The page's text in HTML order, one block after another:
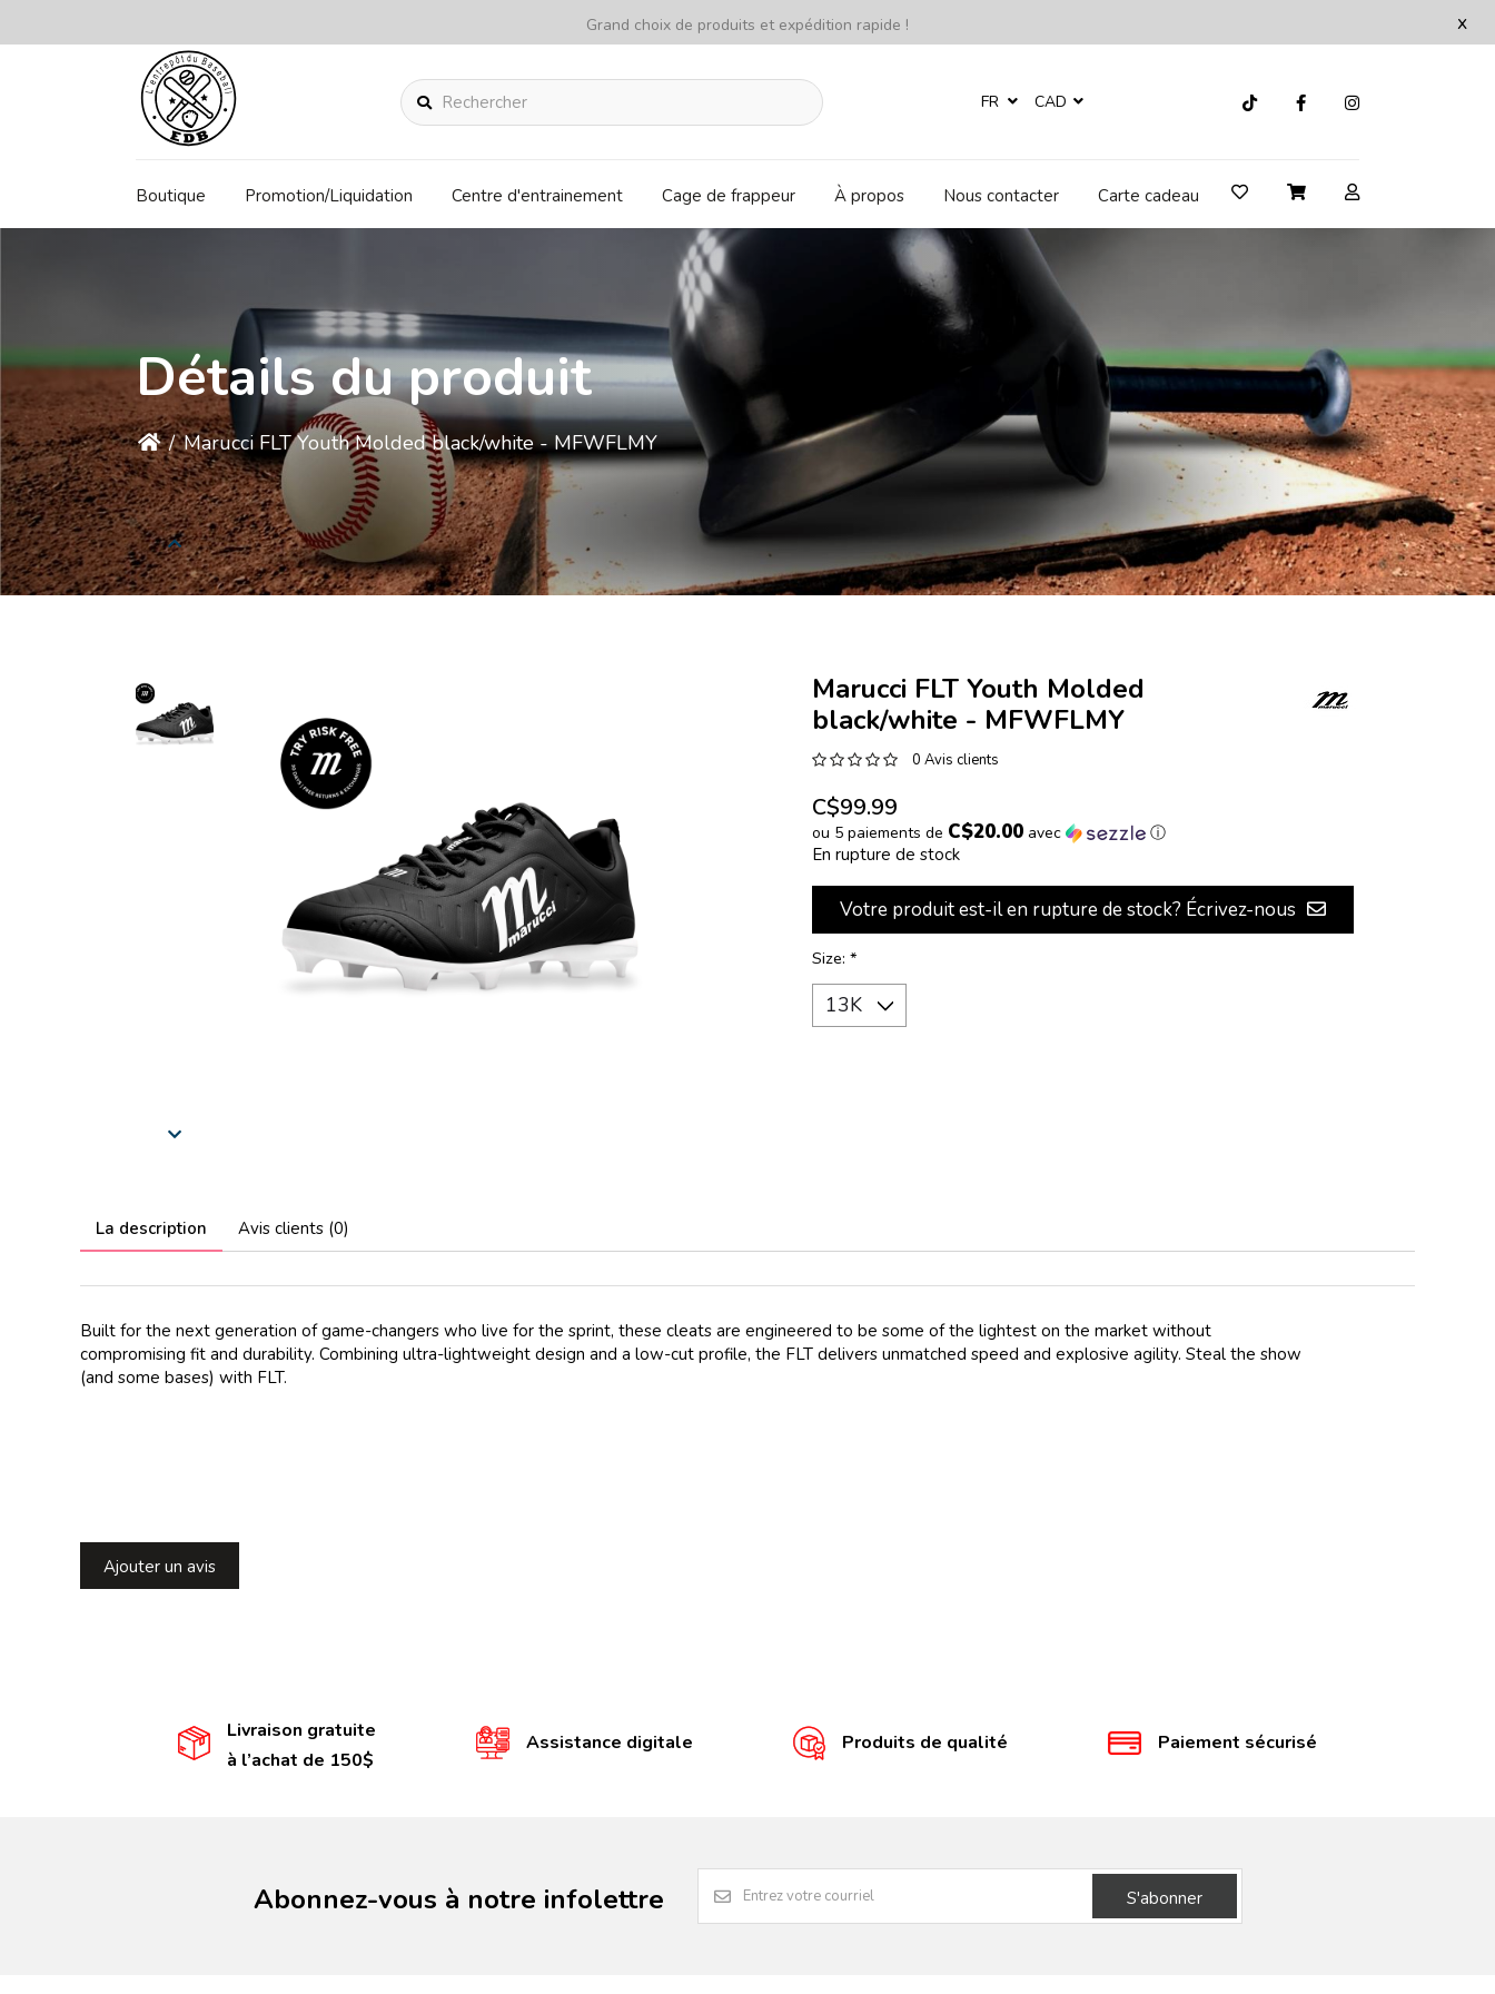
x
Grand choix de produits et expédition rapide !
Rechercher FR CAD
Boutique Promotion/Liquidation Centre d'entrainement Cage de frappeur À propos Nous contacter Carte cadeau
Détails du produit
/ Marucci FLT Youth Molded black/white - MFWFLMY
Marucci FLT Youth Molded
black/white - MFWFLMY
0 Avis clients
C$99.99
ou 5 paiements de C$20.00avec ⓘ
En rupture de stock
Votre produit est-il en rupture de stock? Écrivez-nous
Size: *
La description Avis clients (0)
Built for the next generation of game-changers who live for the sprint, these cleats are engineered to be some of the lightest on the market without
compromising fit and durability. Combining ultra-lightweight design and a low-cut profile, the FLT delivers unmatched speed and explosive agility. Steal the show
(and some bases) with FLT.
Ajouter un avis
Livraison gratuite
à l’achat de 150$
Assistance digitale Produits de qualité Paiement sécurisé
Abonnez-vous à notre infolettre S'abonner